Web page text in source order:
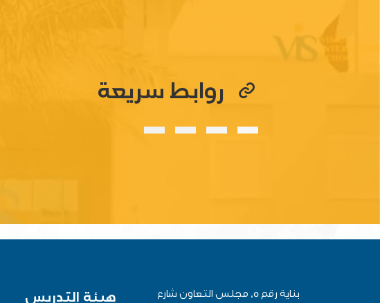
روابط سريعة
بناية رقم 5, مجلس التعاون شارع هيئة التدريس